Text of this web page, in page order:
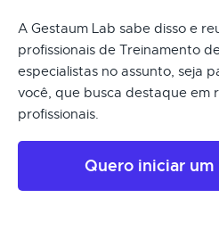
A Gestaum Lab sabe disso e
profissionais de Treinamento
especialistas no assunto, seja
você, que busca destaque em
profissionais.
Quero iniciar